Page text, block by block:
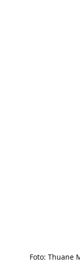
Foto: Thuane